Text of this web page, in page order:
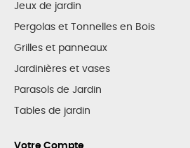
Jeux de jardin
Pergolas et Tonnelles en Bois
Grilles et panneaux
Jardinières et vases
Parasols de Jardin
Tables de jardin
Votre Compte